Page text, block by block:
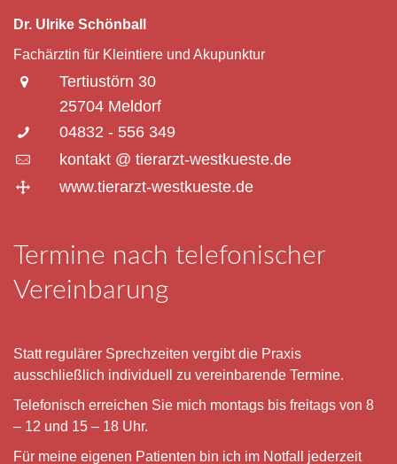
Dr. Ulrike Schönball
Fachärztin für Kleintiere und Akupunktur
Tertiustörn 30
25704 Meldorf
04832 - 556 349
kontakt @ tierarzt-westkueste.de
www.tierarzt-westkueste.de
Termine nach telefonischer
Vereinbarung
Statt regulärer Sprechzeiten vergibt die Praxis
ausschließlich individuell zu vereinbarende Termine.
Telefonisch erreichen Sie mich montags bis freitags von 8
– 12 und 15 – 18 Uhr.
Für meine eigenen Patienten bin ich im Notfall jederzeit